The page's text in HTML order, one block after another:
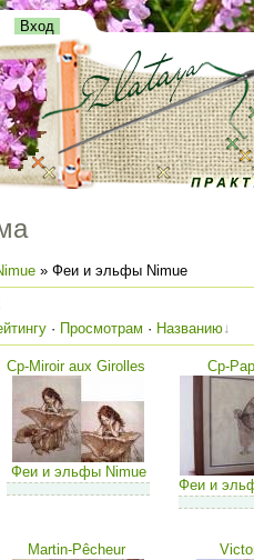
Вход
» Феи и эльфы Nimue
· Просмотрам · Названию
Cp-Miroir aux Girolles
Феи и эльфы Nimue
Cp-
Феи и
Martin-Pêcheur